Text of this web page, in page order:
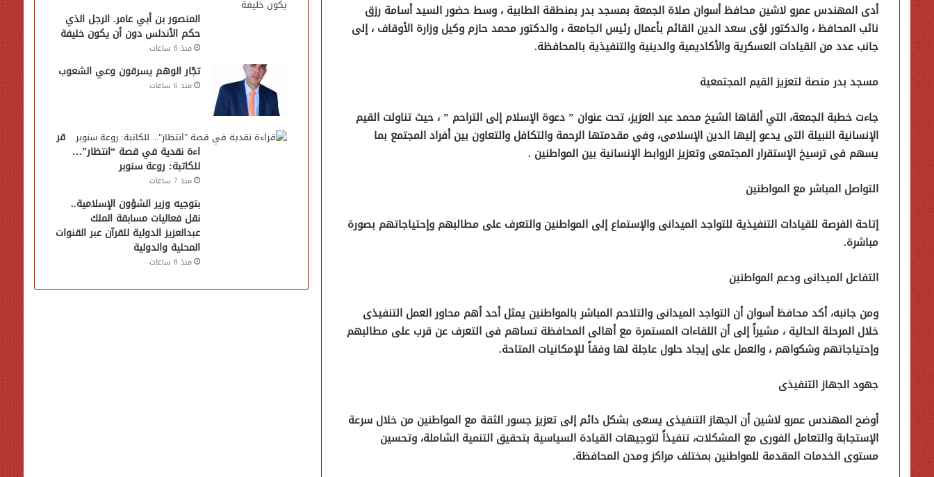
أدى المهندس عمرو لاشين محافظ أسوان صلاة الجمعة بمسجد بدر بمنطقة الطابية ، وسط حضور السيد أسامة رزق
نائب المحافظ ، والدكتور لؤى سعد الدين القائم بأعمال رئيس الجامعة ، والدكتور محمد حازم وكيل وزارة الأوقاف ، إلى
جانب عدد من القيادات العسكرية والأكاديمية والدينية والتنفيذية بالمحافظة.
مسجد بدر منصة لتعزيز القيم المجتمعية
جاءت خطبة الجمعة، التي ألقاها الشيخ محمد عبد العزيز، تحت عنوان ” دعوة الإسلام إلى التراحم ” ، حيث تناولت القيم
الإنسانية النبيلة التى يدعو إليها الدين الإسلامى، وفى مقدمتها الرحمة والتكافل والتعاون بين أفراد المجتمع بما
يسهم فى ترسيخ الإستقرار المجتمعى وتعزيز الروابط الإنسانية بين المواطنين .
التواصل المباشر مع المواطنين
إتاحة الفرصة للقيادات التنفيذية للتواجد الميدانى والإستماع إلى المواطنين والتعرف على مطالبهم وإحتياجاتهم بصورة
مباشرة.
التفاعل الميدانى ودعم المواطنين
ومن جانبه، أكد محافظ أسوان أن التواجد الميدانى والتلاحم المباشر بالمواطنين يمثل أحد أهم محاور العمل التنفيذى
خلال المرحلة الحالية ، مشيراً إلى أن اللقاءات المستمرة مع أهالى المحافظة تساهم فى التعرف عن قرب على مطالبهم
وإحتياجاتهم وشكواهم ، والعمل على إيجاد حلول عاجلة لها وفقاً للإمكانيات المتاحة.
جهود الجهاز التنفيذى
أوضح المهندس عمرو لاشين أن الجهاز التنفيذى يسعى بشكل دائم إلى تعزيز جسور الثقة مع المواطنين من خلال سرعة
الإستجابة والتعامل الفورى مع المشكلات، تنفيذاً لتوجيهات القيادة السياسية بتحقيق التنمية الشاملة، وتحسين
مستوى الخدمات المقدمة للمواطنين بمختلف مراكز ومدن المحافظة.
المنصور بن أبي عامر. الرجل الذي
حكم الأندلس دون أن يكون خليفة
منذ 6 ساعات
تجّار الوهم يسرقون وعي الشعوب
منذ 6 ساعات
قر
اءة نقدية في قصة “انتظار”…
للكاتبة: روعة سنوبر
منذ 7 ساعات
بتوجيه وزير الشؤون الإسلامية..
نقل فعاليات مسابقة الملك
عبدالعزيز الدولية للقرآن عبر القنوات
المحلية والدولية
منذ 8 ساعات